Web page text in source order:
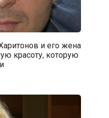
и его жена
красоту, которую